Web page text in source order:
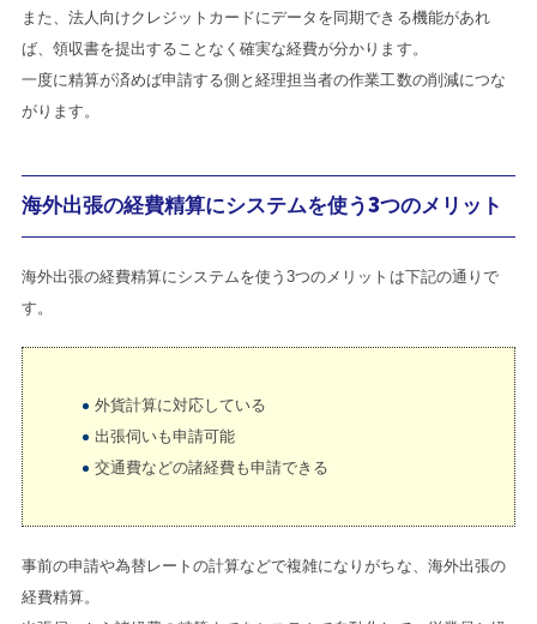
また、法人向けクレジットカードにデータを同期できる機能があれ
ば、領収書を提出することなく確実な経費が分かります。
一度に精算が済めば申請する側と経理担当者の作業工数の削減につな
がります。
海外出張の経費精算にシステムを使う3つのメリット
海外出張の経費精算にシステムを使う3つのメリットは下記の通りで
す。
外貨計算に対応している
出張伺いも申請可能
交通費などの諸経費も申請できる
事前の申請や為替レートの計算などで複雑になりがちな、海外出張の
経費精算。